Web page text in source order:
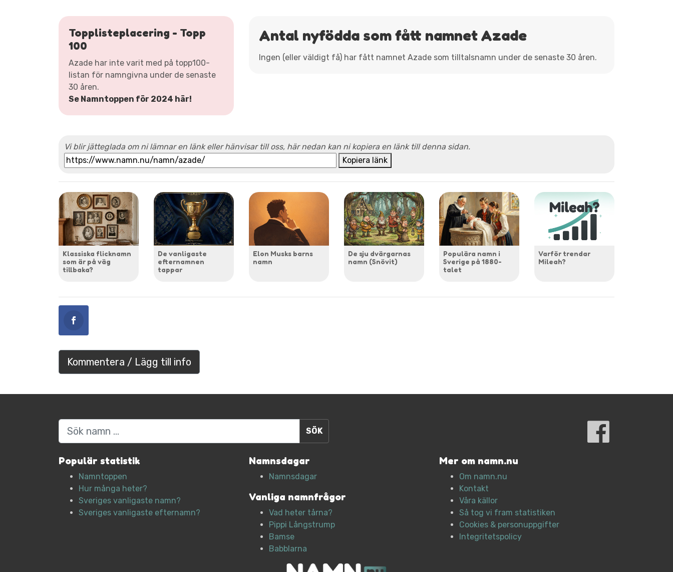
Topplisteplacering - Topp
100
Azade har inte varit med på topp100-
listan för namngivna under de senaste
30 åren.
Se Namntoppen för 2024 här!
Antal nyfödda som fått namnet Azade
Ingen (eller väldigt få) har fått namnet Azade som tilltalsnamn under de senaste 30 åren.
Vi blir jätteglada om ni lämnar en länk eller hänvisar till oss, här nedan kan ni kopiera en länk till denna sidan.
Kopiera länk
Klassiska flicknamn
som är på väg
tillbaka?
De vanligaste
efternamnen
tappar
Elon Musks barns
namn
De sju dvärgarnas
namn (Snövit)
Populära namn i
Sverige på 1880-
talet
Varför trendar
Mileah?
Kommentera / Lägg till info
Sök
Populär statistik
Namntoppen
Hur många heter?
Sveriges vanligaste namn?
Sveriges vanligaste efternamn?
Namnsdagar
Namnsdagar
Vanliga namnfrågor
Vad heter tårna?
Pippi Långstrump
Bamse
Babblarna
Mer om namn.nu
Om namn.nu
Kontakt
Våra källor
Så tog vi fram statistiken
Cookies & personuppgifter
Integritetspolicy